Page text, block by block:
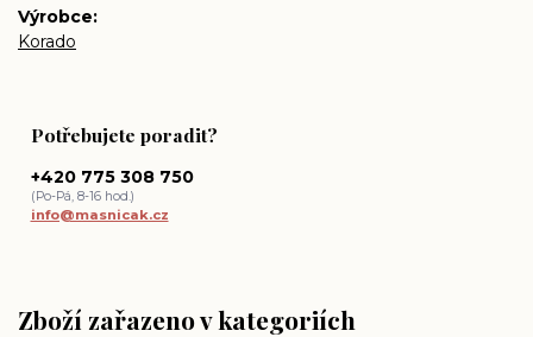
Výrobce
Korado
Zboží zařazeno v kategoriích
Potřebujete poradit?
+420 775 308 750
(Po-Pá, 8-16 hod.)
info@masnicak.cz